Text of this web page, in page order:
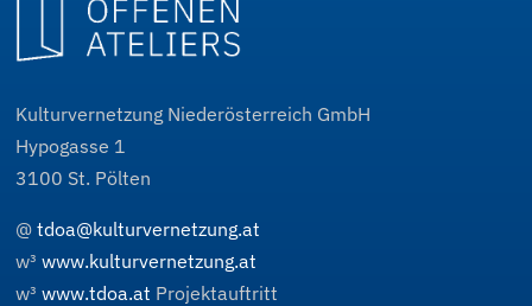
Kulturvernetzung Niederösterreich GmbH
Hypogasse 1
3100 St. Pölten
@tdoa@kulturvernetzung.at
w³www.kulturvernetzung.at
w³www.tdoa.at Projektauftritt